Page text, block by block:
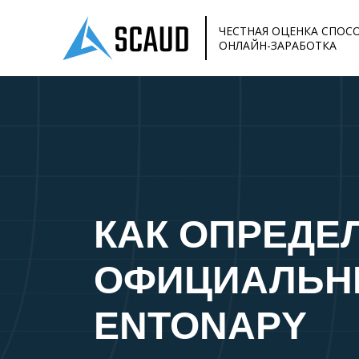
ЧЕСТНАЯ ОЦЕНКА
ОНЛАЙН-ЗАРАБОТКА
КАК
ENTONAPY